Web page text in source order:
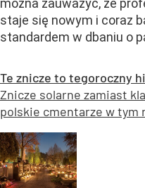
można zauważyć, że
staje się nowym i coraz
standardem w dbaniu o
Te znicze to tegoroczny
Znicze solarne zamiast
polskie cmentarze w tym